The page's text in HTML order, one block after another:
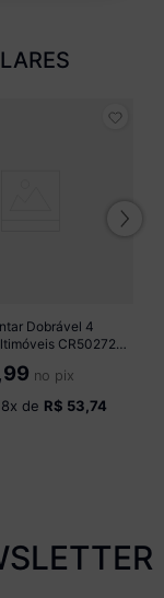
Dobrável 4
CR50272
no pix
8x de R$ 53,74